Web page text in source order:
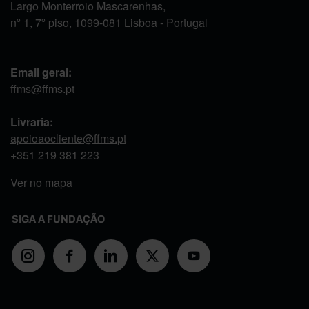
Largo Monterroio Mascarenhas,
nº 1, 7º piso, 1099-081 Lisboa - Portugal
Email geral:
ffms@ffms.pt
Livraria:
apoioaocliente@ffms.pt
+351 219 381 223
Ver no mapa
SIGA A FUNDAÇÃO